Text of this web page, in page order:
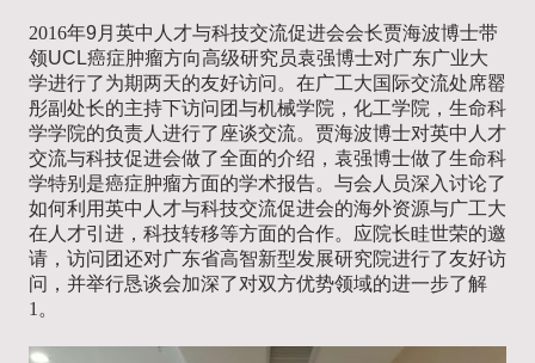
2016年9月英中人才与科技交流促进会会长贾海波博士带
领UCL癌症肿瘤方向高级研究员袁强博士对广东广业大
学进行了为期两天的友好访问。在广工大国际交流处席罂
彤副处长的主持下访问团与机械学院，化工学院，生命科
学学院的负责人进行了座谈交流。贾海波博士对英中人才
交流与科技促进会做了全面的介绍，袁强博士做了生命科
学特别是癌症肿瘤方面的学术报告。与会人员深入讨论了
如何利用英中人才与科技交流促进会的海外资源与广工大
在人才引进，科技转移等方面的合作。应院长眭世荣的邀
请， 访问团还对广东省高智新型发展研究院进行了友好访
问，并举行恳谈会加深了对双方优势领域的进一步了解
1。